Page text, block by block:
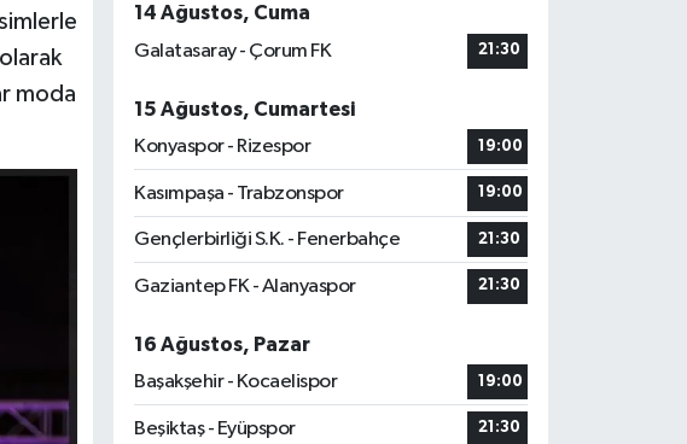
moda
14 Ağustos, Cuma
Galatasaray - Çorum FK
21:30
15 Ağustos, Cumartesi
Konyaspor - Rizespor
19:00
Kasımpaşa - Trabzonspor 19:00
Gençlerbirliği S.K. - Fenerbahçe 21:30
Gaziantep FK - Alanyaspor 21:30
16 Ağustos, Pazar
Başakşehir - Kocaelispor
19:00
Beşiktaş - Eyüpspor 21:30